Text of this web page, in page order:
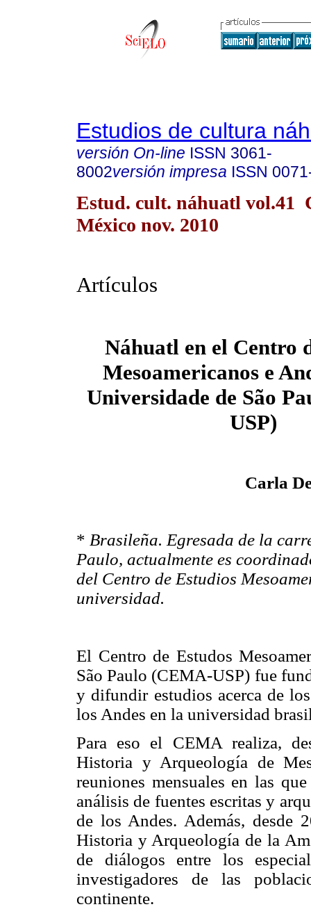
Estudios de cultura
versión On-line ISSN 3061-
8002versión impresa ISSN
Estud. cult. náhuatl vol.41
México nov. 2010
Artículos
Náhuatl en el Centro
Mesoamericanos e
Universidade de São
USP)
Carla
* Brasileña. Egresada de la
Paulo, actualmente es
del Centro de Estudios
universidad.
El Centro de Estudos
São Paulo (CEMA-USP) fue
y difundir estudios acerca de
los Andes en la universidad
Para eso el CEMA realiza,
Historia y Arqueología de
reuniones mensuales en las
análisis de fuentes escritas y
de los Andes. Además, desde
Historia y Arqueología de la
de diálogos entre los
investigadores de las
continente.